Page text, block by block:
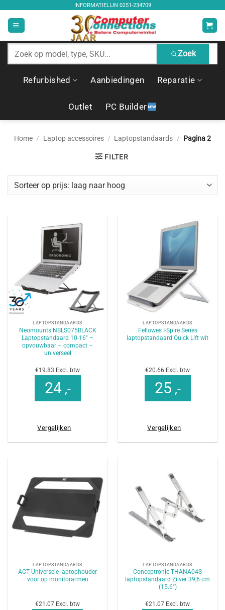
inhoud
INFORMATIELIJN 0251-234709
Zoek
producten
Zoek
Refurbished Aanbiedingen Reparatie
Outlet PC Builder
Home / Laptop accessoires / Laptopstandaards / Pagina 2
FILTER
LAPTOPSTANDAARDS
Neomounts NSLS075BLACK
Laptopstandaard 10-16″ –
opvouwbaar – compact –
universeel
€19.83 Excl. btw
24,-
Vergelijken
LAPTOPSTANDAARDS
Fellowes I-Spire Series
laptopstandaard Quick Lift wit
€20.66 Excl. btw
25 ,-
Vergelijken
LAPTOPSTANDAARDS
ACT Universele laptophouder
voor op monitorarmen
€21.07 Excl. btw
LAPTOPSTANDAARDS
Conceptronic THANA04S
laptopstandaard Zilver 39,6 cm
(15.6″)
€21.07 Excl. btw